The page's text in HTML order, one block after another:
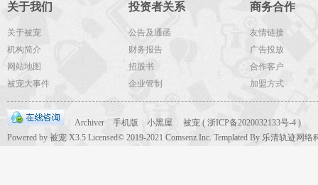
关于我们
关于被宠
机构简介
网站地图
被宠大事件
投资者关系
公告及通函
财务报告
招股书
企业管制
商务合作
友情链接
广告投放
合作客户
加盟方式
Archiver 手机版 小黑屋 被宠 ( 浙ICP备2020032133号-4 )
Powered by 被宠 X3.5 Licensed© 2019-2021 Comsenz Inc. Templated By 乐清轨迹网络